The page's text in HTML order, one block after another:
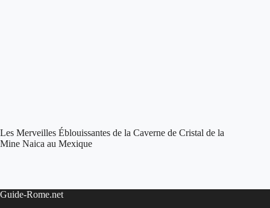
Les Merveilles Éblouissantes de la Caverne de Cristal de la
Mine Naica au Mexique
Guide-Rome.net